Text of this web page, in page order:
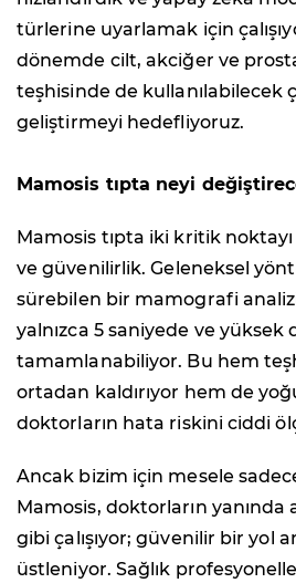
türlerine uyarlamak için
dönemde cilt, akciğer ve
teşhisinde de kullanılabilecek
geliştirmeyi hedefliyoruz.
Mamosis tıpta neyi
Mamosis tıpta iki kritik
ve güvenilirlik. Geleneksel
sürebilen bir mamografi
yalnızca 5 saniyede ve yüksek
tamamlanabiliyor. Bu hem
ortadan kaldırıyor hem de
doktorların hata riskini ciddi
Ancak bizim için mesele
Mamosis, doktorların
gibi çalışıyor; güvenilir bir yol
üstleniyor. Sağlık